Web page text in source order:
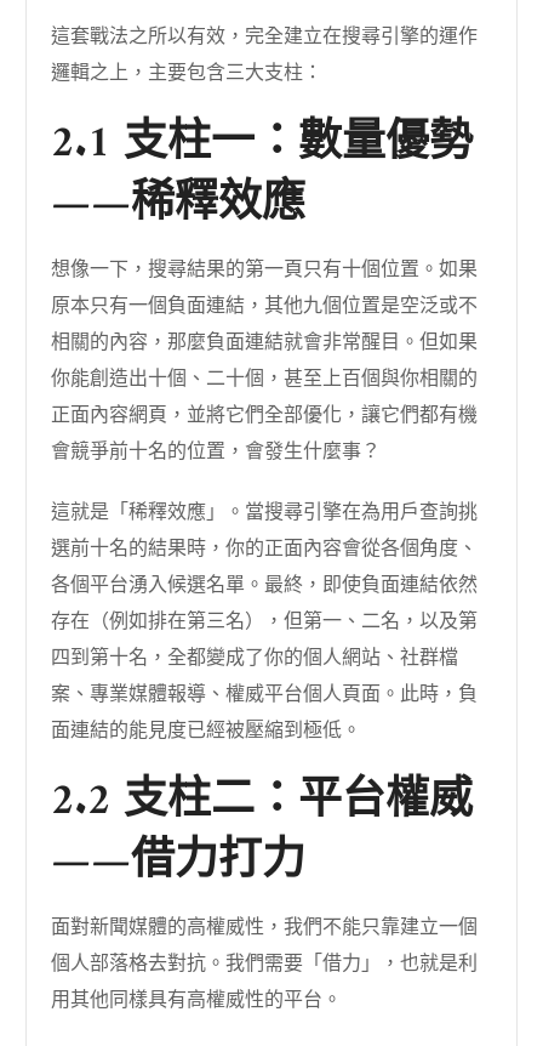
這套戰法之所以有效，完全建立在搜尋引擎的運作
邏輯之上，主要包含三大支柱：
2.1 支柱一：數量優勢
——稀釋效應
想像一下，搜尋結果的第一頁只有十個位置。如果
原本只有一個負面連結，其他九個位置是空泛或不
相關的內容，那麼負面連結就會非常醒目。但如果
你能創造出十個、二十個，甚至上百個與你相關的
正面內容網頁，並將它們全部優化，讓它們都有機
會競爭前十名的位置，會發生什麼事？
這就是「稀釋效應」。當搜尋引擎在為用戶查詢挑
選前十名的結果時，你的正面內容會從各個角度、
各個平台湧入候選名單。最終，即使負面連結依然
存在（例如排在第三名），但第一、二名，以及第
四到第十名，全都變成了你的個人網站、社群檔
案、專業媒體報導、權威平台個人頁面。此時，負
面連結的能見度已經被壓縮到極低。
2.2 支柱二：平台權威
——借力打力
面對新聞媒體的高權威性，我們不能只靠建立一個
個人部落格去對抗。我們需要「借力」，也就是利
用其他同樣具有高權威性的平台。